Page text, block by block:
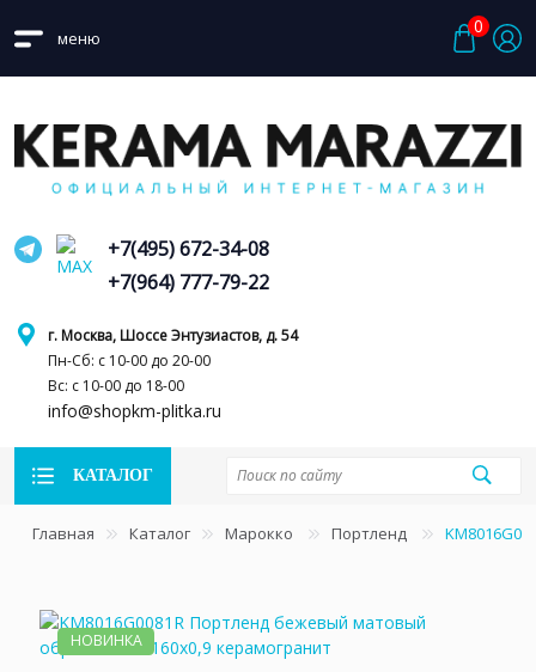
меню
0
г. Москва, Шоссе Энтузиастов, д. 54
Пн-Сб: с 10-00 до 20-00
Вс: с 10-00 до 18-00
info@shopkm-plitka.ru
+7(495) 672-34-08
+7(964) 777-79-22
КАТАЛОГ
Главная Каталог Марокко Портленд
НОВИНКА